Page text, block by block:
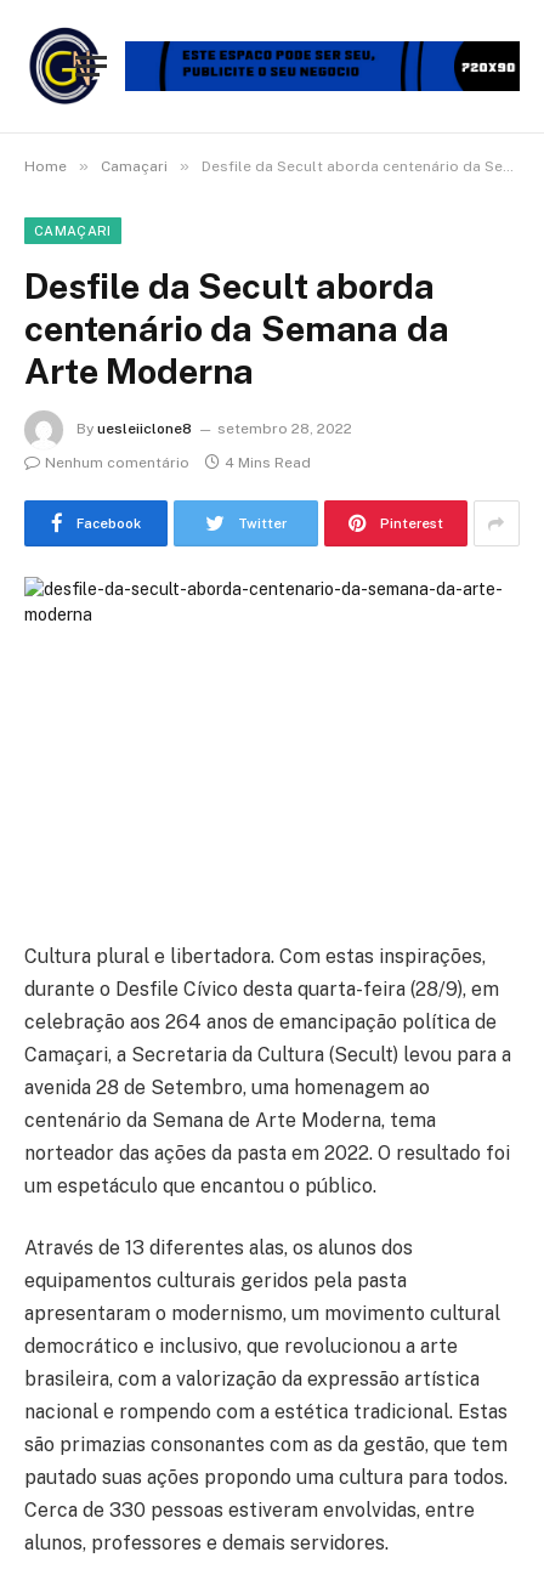
Home » Camaçari » Desfile da Secult aborda centenário da Semana da Arte Moderna
CAMAÇARI
Desfile da Secult aborda
centenário da Semana da
Arte Moderna
By uesleiiclone8
setembro 28, 2022
Nenhum comentário
4 Mins Read
Facebook Twitter Pinterest
Cultura plural e libertadora. Com estas inspirações,
durante o Desfile Cívico desta quarta-feira (28/9), em
celebração aos 264 anos de emancipação política de
Camaçari, a Secretaria da Cultura (Secult) levou para a
avenida 28 de Setembro, uma homenagem ao
centenário da Semana de Arte Moderna, tema
norteador das ações da pasta em 2022. O resultado foi
um espetáculo que encantou o público.
Através de 13 diferentes alas, os alunos dos
equipamentos culturais geridos pela pasta
apresentaram o modernismo, um movimento cultural
democrático e inclusivo, que revolucionou a arte
brasileira, com a valorização da expressão artística
nacional e rompendo com a estética tradicional. Estas
são primazias consonantes com as da gestão, que tem
pautado suas ações propondo uma cultura para todos.
Cerca de 330 pessoas estiveram envolvidas, entre
alunos, professores e demais servidores.